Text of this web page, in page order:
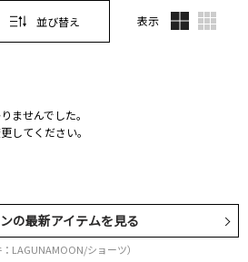
並び替え 表示
ませんでした。
してください。
の最新アイテムを見る
：LAGUNAMOON/ショーツ）